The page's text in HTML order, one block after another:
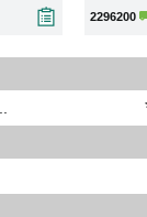
2296200